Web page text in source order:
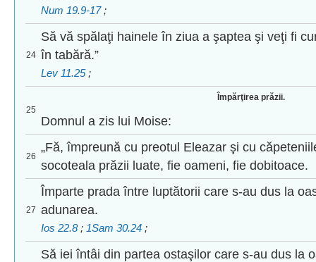
Num 19.9-17 ;
24
Să vă spălaţi hainele în ziua a şaptea şi veţi fi
în tabără.”
Lev 11.25 ;
25
Împărţirea prăzii.
Domnul a zis lui Moise:
26
„Fă, împreună cu preotul Eleazar şi cu
socoteala prăzii luate, fie oameni, fie dobitoace.
27
Împarte prada între luptătorii care s-au dus la
adunarea.
Ios 22.8 ; 1Sam 30.24 ;
Să iei întâi din partea ostaşilor care s-au dus la